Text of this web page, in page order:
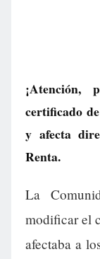
¡Atención,
certificado
y afecta
Renta.
La
modificar el
afectaba a